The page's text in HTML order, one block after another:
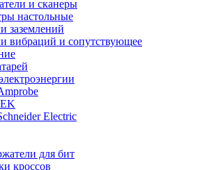
и сканеры
настольные
заземлений
вибраций и сопутствующее
Electric
для бит
кроссов